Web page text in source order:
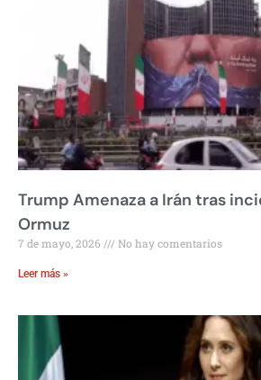
Trump Amenaza a Irán tras
Ormuz
7 de mayo, 2026 No hay comentarios
Leer más »